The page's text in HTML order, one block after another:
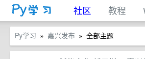
社区 教程
Py学习 » 嘉兴发布 » 全部主题